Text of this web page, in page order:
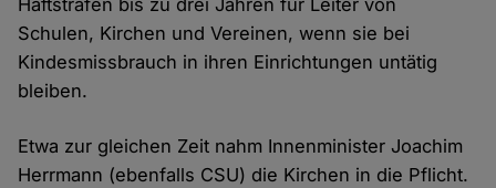
Haftstrafen bis zu drei Jahren für Leiter von
Schulen, Kirchen und Vereinen, wenn sie bei
Kindesmissbrauch in ihren Einrichtungen untätig
bleiben.
Etwa zur gleichen Zeit nahm Innenminister Joachim
Herrmann (ebenfalls CSU) die Kirchen in die Pflicht.